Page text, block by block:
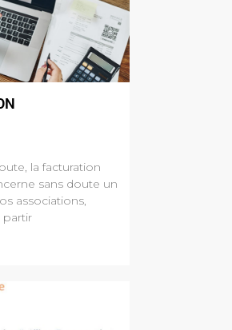
la facturation
sans doute un
associations,
partir